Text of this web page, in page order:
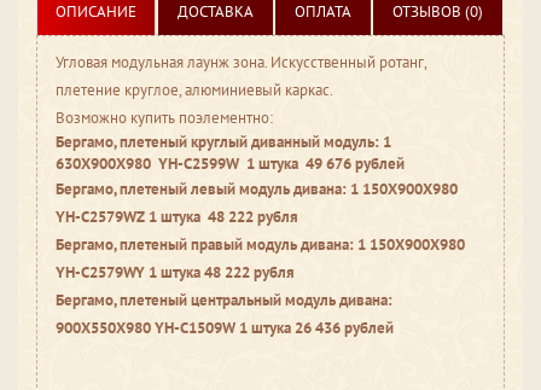
ОПИСАНИЕ ДОСТАВКА ОПЛАТА ОТЗЫВОВ (0)
Угловая модульная лаунж зона. Искусственный ротанг,
плетение круглое, алюминиевый каркас.
Возможно купить поэлементно:
Бергамо, плетеный круглый диванный модуль: 1
630X900X980 YH-C2599W 1 штука 49 676 рублей
Бергамо, плетеный левый модуль дивана: 1 150X900X980
YH-C2579WZ 1 штука 48 222 рубля
Бергамо, плетеный правый модуль дивана: 1 150X900X980
YH-C2579WY 1 штука 48 222 рубля
Бергамо, плетеный центральный модуль дивана:
900X550X980 YH-C1509W 1 штука 26 436 рублей